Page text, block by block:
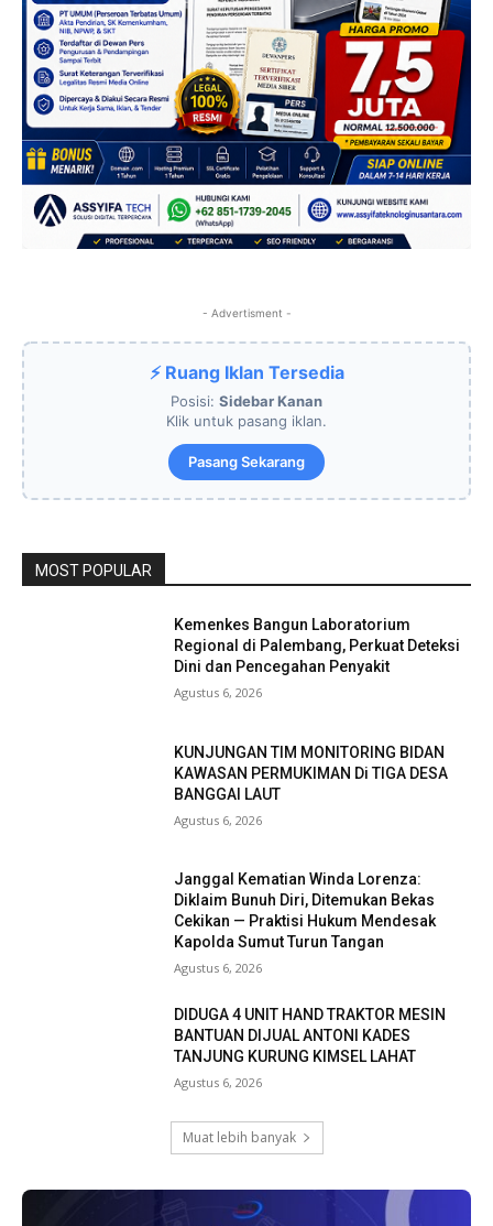
- Advertisment -
⚡ Ruang Iklan Tersedia
Posisi: Sidebar Kanan
Klik untuk pasang iklan.
Pasang Sekarang
MOST POPULAR
Kemenkes Bangun Laboratorium
Regional di Palembang, Perkuat Deteksi
Dini dan Pencegahan Penyakit
Agustus 6, 2026
KUNJUNGAN TIM MONITORING BIDAN
KAWASAN PERMUKIMAN Di TIGA DESA
BANGGAI LAUT
Agustus 6, 2026
Janggal Kematian Winda Lorenza:
Diklaim Bunuh Diri, Ditemukan Bekas
Cekikan — Praktisi Hukum Mendesak
Kapolda Sumut Turun Tangan
Agustus 6, 2026
DIDUGA 4 UNIT HAND TRAKTOR MESIN
BANTUAN DIJUAL ANTONI KADES
TANJUNG KURUNG KIMSEL LAHAT
Agustus 6, 2026
Muat lebih banyak